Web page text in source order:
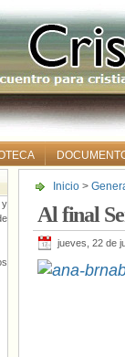
Inicio >
Al final
jueves, 22 de